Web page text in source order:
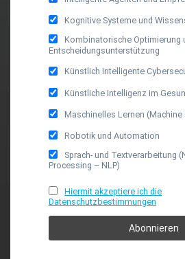
Kognitive Systeme und
Kombinatorische Optimierung
Entscheidungsunterstützung
Künstlich Intelligente
Künstliche Intelligenz im
Maschinelles Lernen (Machine
Robotik und Automation
Sprach- und Textverarbeitung
Processing – NLP)
Hiermit akzeptiere ich die
Datenschutzbestimmungen